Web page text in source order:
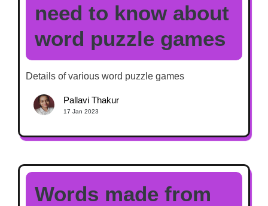
need to know about
word puzzle games
Details of various word puzzle games
Pallavi Thakur
17 Jan 2023
Words made from